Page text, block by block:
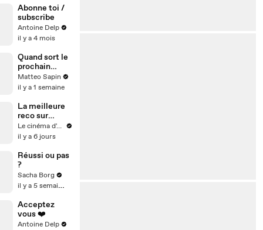
Comments
Abonne toi /
subscribe
Antoine Delp
il y a 4 mois
Quand sort le
prochain
Spider-Man ?
Matteo Sapin
il y a 1 semaine
La meilleure
reco sur
Prime Video
Le cinéma d'Amaury
il y a 6 jours
Réussi ou pas
?
Sacha Borg
il y a 5 semaines
Acceptez
vous ❤️
Antoine Delp